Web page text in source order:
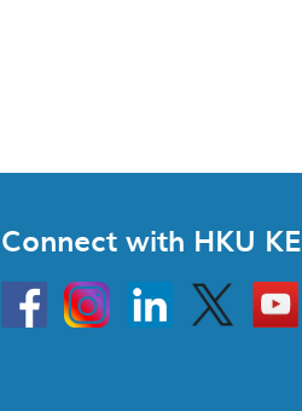
Connect with HKU KE
HKU
InstagramLinkedin Twitter
Go
to
HKU